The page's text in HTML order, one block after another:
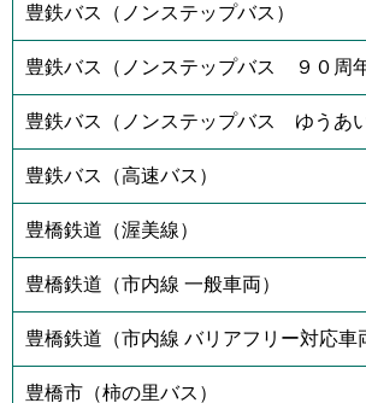
豊鉄バス（ノンステップバス）
豊鉄バス（ノンステップバス ９０周
豊鉄バス（ノンステップバス ゆうあ
豊鉄バス（高速バス）
豊橋鉄道（渥美線）
豊橋鉄道（市内線 一般車両）
豊橋鉄道（市内線 バリアフリー対応車
豊橋市（柿の里バス）